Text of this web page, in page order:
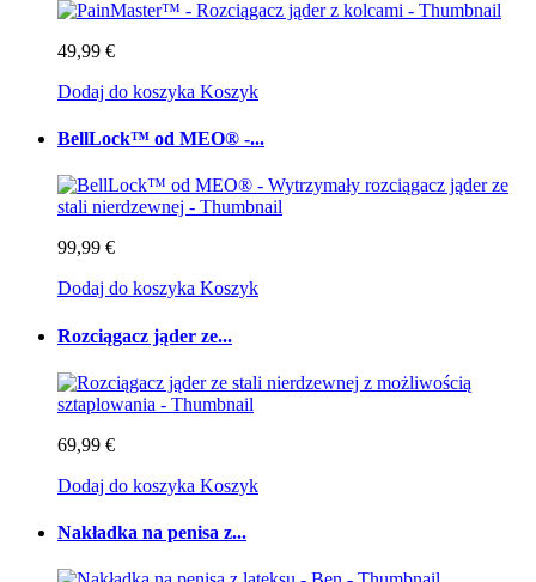
49,99 €
Dodaj do koszyka Koszyk
BellLock™ od MEO® -...
99,99 €
Dodaj do koszyka Koszyk
Rozciągacz jąder ze...
69,99 €
Dodaj do koszyka Koszyk
Nakładka na penisa z...